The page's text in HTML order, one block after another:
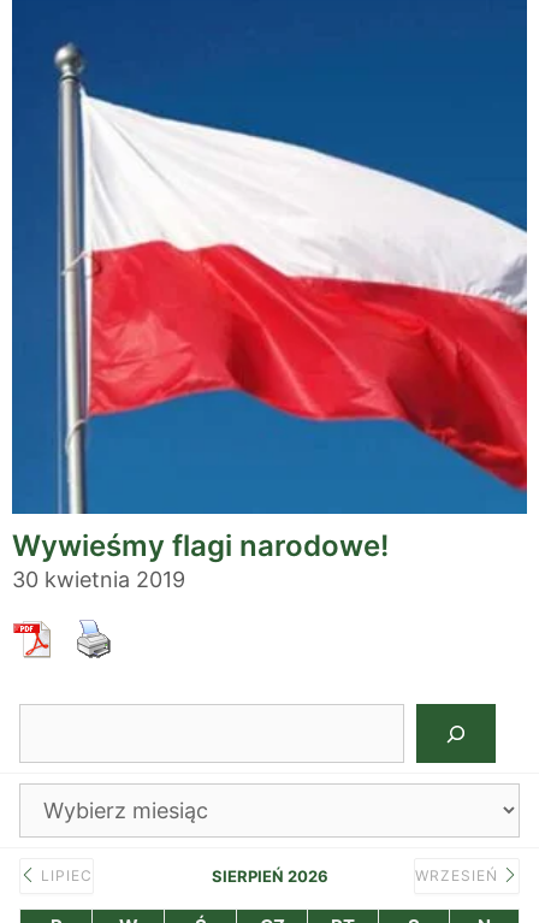
Wywieśmy flagi narodowe!
30 kwietnia 2019
Archiwa
LIPIEC SIERPIEŃ 2026 WRZESIEŃ